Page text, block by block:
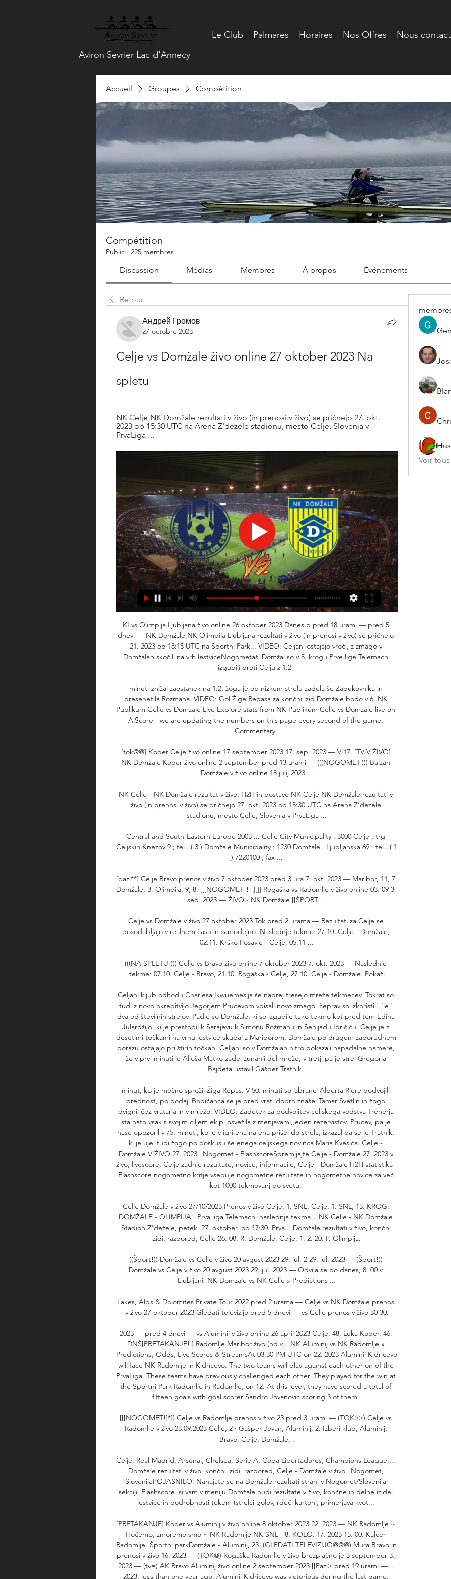
Le Club Palmares Horaires Nos Offres Nous
Aviron Sevrier Lac d'Annecy
Accueil Groupes Compétition
Compétition
Public · 225 membres
Discussion Médias Membres À propos Événements
Retour
Андрей Громов
27 octobre 2023
Celje vs Domžale živo online 27 oktober 2023 Na
spletu
NK Celje NK Domžale rezultati v živo (in prenosi v živo) se pričnejo 27. okt.
2023 ob 15:30 UTC na Arena Z'dezele stadionu, mesto Celje, Slovenia v
PrvaLiga ...
KI vs Olimpija Ljubljana živo online 26 oktober 2023 Danes p pred 18 urami — pred 5
dnevi — NK Domžale NK Olimpija Ljubljana rezultati v živo (in prenosi v živo) se pričnejo
21. 2023 ob 18:15 UTC na Sportni Park... VIDEO: Celjani ostajajo vroči, z zmago v
Domžalah skočili na vrh lestviceNogometaši Domžal so v 5. krogu Prve lige Telemach
izgubili proti Celju z 1:2.
minuti znižal zaostanek na 1:2, žoga je ob nizkem strelu zadela še Zabukovnika in
presenetila Rozmana. VIDEO: Gol Žige Repasa za končni izid Domžale bodo v 6. NK
Publikum Celje vs Domzale Live Explore stats from NK Publikum Celje vs Domzale live on
AiScore - we are updating the numbers on this page every second of the game.
Commentary.
[tok@@] Koper Celje živo online 17 september 2023 17. sep. 2023 — V 17. [TV V ŽIVO]
NK Domžale Koper živo online 2 september pred 13 urami — (((NOGOMET-))) Balzan
Domžale v živo online 18 julij 2023 ...
NK Celje - NK Domžale rezultat v živo, H2H in postave NK Celje NK Domžale rezultati v
živo (in prenosi v živo) se pričnejo 27. okt. 2023 ob 15:30 UTC na Arena Z'dezele
stadionu, mesto Celje, Slovenia v PrvaLiga ...
Central and South-Eastern Europe 2003 ... Celje City Municipality : 3000 Celje , trg
Celjskih Knezov 9 ; tel . ( 3 ) Domžale Municipality : 1230 Domžale , Ljubljanska 69 ; tel . ( 1
) 7220100 ; fax ...
[pazi**] Celje Bravo prenos v živo 7 oktober 2023 pred 3 ura 7. okt. 2023 — Maribor, 11, 7.
Domžale; 3. Olimpija, 9, 8. [[[NOGOMET!!! ][]] Rogaška vs Radomlje v živo online 03. 09 3.
sep. 2023 — ŽIVO - NK Domžale [[ŠPORT ...
Celje vs Domžale v živo 27 oktober 2023 Tok pred 2 urama — Rezultati za Celje se
posodabljajo v realnem času in samodejno. Naslednje tekme: 27.10. Celje - Domžale,
02.11. Krško Posavje - Celje, 05.11 ...
(((NA SPLETU-))) Celje vs Bravo živo online 7 oktober 2023 7. okt. 2023 — Naslednje
tekme: 07.10. Celje - Bravo, 21.10. Rogaška - Celje, 27.10. Celje - Domžale. Pokaži
Celjani kljub odhodu Charlesa Ikwuemesija še naprej tresejo mreže tekmecev. Tokrat so
tudi z novo okrepitvijo Jegorjem Prucevom vpisali novo zmago, čeprav so izkoristili “le”
dva od številnih strelov. Padle so Domžale, ki so izgubile tako tekmo kot pred tem Edina
Julardžijo, ki je prestopil k Sarajevu k Simonu Rožmanu in Senijadu Ibričiću. Celje je z
desetimi točkami na vrhu lestvice skupaj z Mariborom, Domžale po drugem zaporednem
porazu ostajajo pri štirih točkah. Celjani so v Domžalah hitro pokazali napadalne namere,
že v prvi minuti je Aljoša Matko zadel zunanji del mreže, v tretji pa je strel Gregorja
Bajdeta ustavil Gašper Tratnik.
minut, ko je močno sprožil Žiga Repas. V 50. minuti so izbranci Alberta Riere podvojili
prednost, po podaji Bobičanca se je pred vrati dobro znašel Tamar Svetlin in žogo
dvignil čez vratarja in v mrežo. VIDEO: Zadetek za podvojitev celjskega vodstva Trenerja
sta nato vsak s svojim ciljem ekipi osvežila z menjavami, eden rezervistov, Prucev, pa je
nase opozoril v 75. minuti, ko je v igri ena na ena prišel do strela, izkazal pa se je Tratnik,
ki je ujel tudi žogo po poskusu še enega celjskega novinca Maria Kvesića. Celje -
Domžale V ŽIVO 27. 2023 | Nogomet - FlashscoreSpremljajte Celje - Domžale 27. 2023 v
živo, livescore, Celje zadnje rezultate, novice, informacije, Celje - Domžale H2H statistika!
Flashscore nogometno kritje vsebuje nogometne rezultate in nogometne novice za več
kot 1000 tekmovanj po svetu.
Celje Domžale v živo 27/10/2023 Prenos v živo Celje, 1. SNL, Celje, 1. SNL, 13. KROG:
DOMŽALE - OLIMPIJA · Prva liga Telemach. naslednja tekma... NK Celje - NK Domžale
Stadion Z'dežele, petek, 27. oktober, ob 17:30. Prva... Domžale rezultati v živo, končni
izidi, razpored, Celje 26. 08. R. Domžale. Celje. 1. 2. 20. P. Olimpija.
((Šport!)) Domžale vs Celje v živo 20 avgust 2023 29. jul. 2 29. jul. 2023 — (Šport!))
Domžale vs Celje v živo 20 avgust 2023 29. jul. 2023 — Odvila se bo danes, 8. 00 v
Ljubljani. NK Domzale vs NK Celje » Predictions ...
Lakes, Alps & Dolomites Private Tour 2022 pred 2 urama — Celje vs NK Domžale prenos
v živo 27 oktober 2023 Gledati televizijo pred 5 dnevi — vs Celje prenos v živo 30 30.
2023 — pred 4 dnevi — vs Aluminij v živo online 26 april 2023 Celje. 48. Luka Koper. 46.
DNŠ[PRETAKANJE! ] Radomlje Maribor živo (hd v... NK Aluminij vs NK Radomlje »
Predictions, Odds, Live Scores & StreamsAt 03:30 PM UTC on 22. 2023 Aluminij Kidricevo
will face NK Radomlje in Kidricevo. The two teams will play against each other on of the
PrvaLiga. These teams have previously challenged each other. They played for the win at
the Sportni Park Radomlje in Radomlje, on 12. At this level, they have scored a total of
fifteen goals with goal scorer Sandro Jovanovic scoring 3 of them.
[[[NOGOMET!]*]] Celje vs Radomlje prenos v živo 23 pred 3 urami — (TOK>>) Celje vs
Radomlje v živo 23.09.2023 Celje, 2 · Gašper Jovan, Aluminij, 2. Izberi klub, Aluminij,
Bravo, Celje, Domžale, .
Celje, Real Madrid, Arsenal, Chelsea, Serie A, Copa Libertadores, Champions League,...
Domžale rezultati v živo, končni izidi, razpored, Celje - Domžale v živo | Nogomet,
SlovenijaPOJASNILO: Nahajate se na Domžale rezultati strani v Nogomet/Slovenija
sekciji. Flashscore. si vam v meniju Domžale nudi rezultate v živo, končne in delne izide,
lestvice in podrobnosti tekem (strelci golov, rdeči kartoni, primerjava kvot...
[PRETAKANJE] Koper vs Aluminij v živo online 8 oktober 2023 22. 2023 — NK Radomlje ~
Hočemo, zmoremo smo ~ NK Radomlje NK SNL - 8. KOLO. 17. 2023 15. 00. Kalcer
Radomlje. Športni parkDomžale - Aluminij, 23. (GLEDATI TELEVIZIJO@@@) Mura Bravo in
prenosi v živo 16. 2023 — (TOK@) Rogaška Radomlje v živo brezplačno je 3 september 3.
2023 — (tv=) AK Bravo Aluminij živo online 2 september 2023 [[Pazi> pred 19 urami —...
2023, less than one year ago. Aluminij Kidricevo was victorious during the last game.
Voir